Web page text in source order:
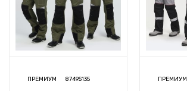
ПРЕМИУМ 87495135 ПРЕМИУМ